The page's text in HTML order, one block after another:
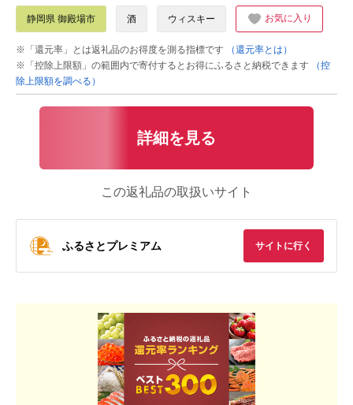
静岡県 御殿場市 酒 ウィスキー お気に入り
※「還元率」とは返礼品のお得度を測る指標です
（還元率とは）
※「控除上限額」の範囲内で寄付するとお得にふるさと納税できます
（控
除上限額を調べる）
詳細を見る
この返礼品の取扱いサイト
ふるさとプレミアム サイトに行く